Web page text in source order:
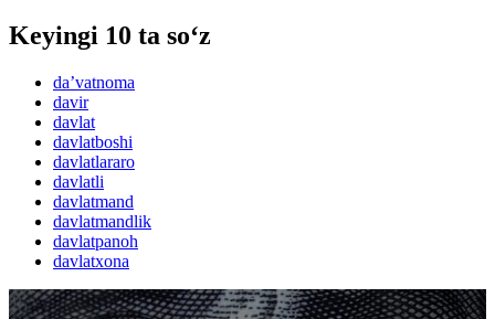
Keyingi 10 ta so‘z
daʼvatnoma
davir
davlat
davlatboshi
davlatlararo
davlatli
davlatmand
davlatmandlik
davlatpanoh
davlatxona